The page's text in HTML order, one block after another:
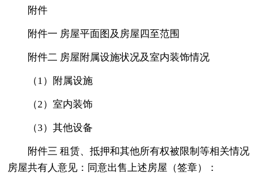
附件
附件一 房屋平面图及房屋四至范围
附件二 房屋附属设施状况及室内装饰情况
（1）附属设施
（2）室内装饰
（3）其他设备
附件三 租赁、抵押和其他所有权被限制等相关情况
房屋共有人意见：同意出售上述房屋（签章）：